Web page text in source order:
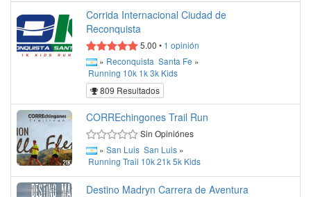
Corrida Internacional Ciudad de
Reconquista
5.00 • 1 opinión
» Reconquista Santa Fe »
Running 10k 1k3k Kids
809 Resultados
CORREchingones Trail Run
Sin Opiniónes
» San Luis San Luis »
Running Trail 10k21k5k Kids
Destino Madryn Carrera de Aventura